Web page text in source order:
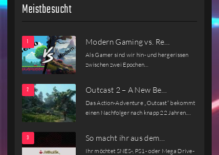
Meistbesucht
Modern Gaming vs. Re…
Als Gamer sind wir hin- und hergerissen
zwischen zwei Epochen…
Outcast 2 – A New Be…
Das Action-Adventure „Outcast“ bekommt
einen Nachfolger nach knapp 22 Jahren.…
So macht ihr aus dem…
Ihr möchtet SNES-, PS1- oder Mega Drive-